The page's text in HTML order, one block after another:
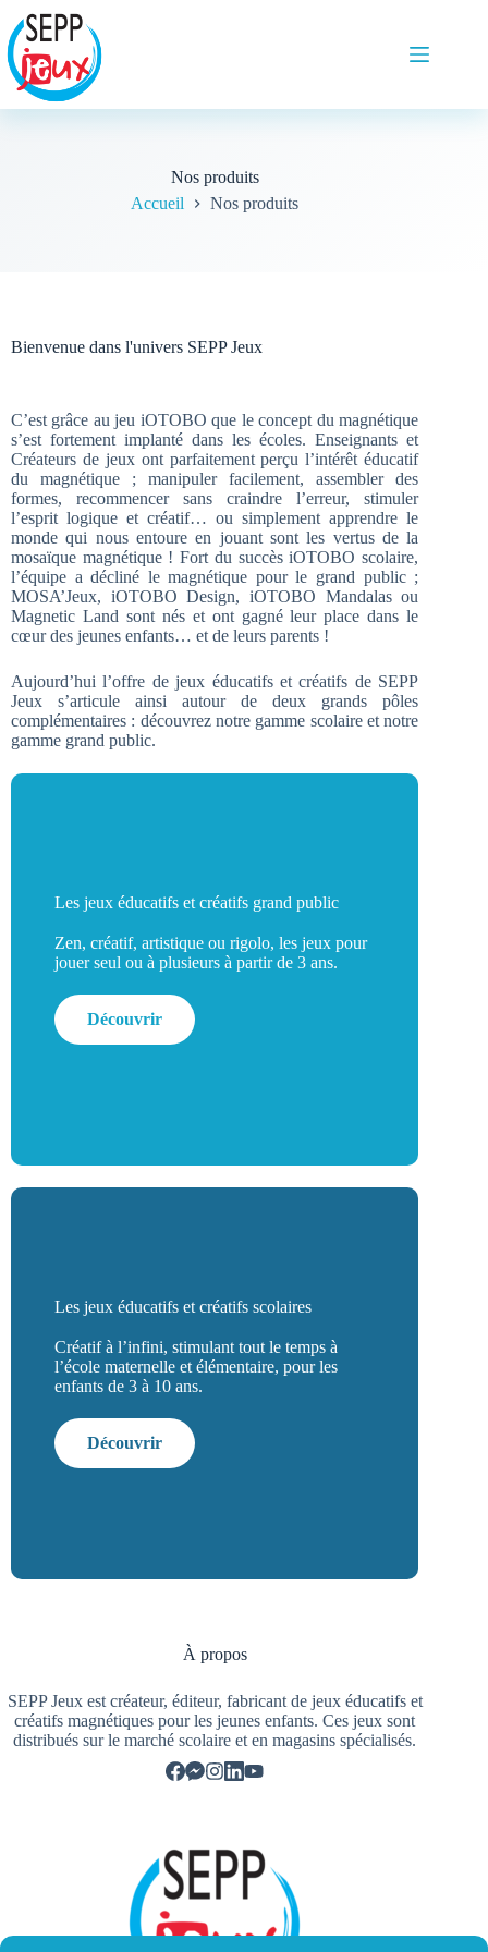
Nos produits
Accueil
Nos produits
Bienvenue dans l'univers SEPP Jeux
C’est grâce au jeu iOTOBO que le concept du magnétique
s’est fortement implanté dans les écoles. Enseignants et
Créateurs de jeux ont parfaitement perçu l’intérêt éducatif
du magnétique ; manipuler facilement, assembler des
formes, recommencer sans craindre l’erreur, stimuler
l’esprit logique et créatif… ou simplement apprendre le
monde qui nous entoure en jouant sont les vertus de la
mosaïque magnétique ! Fort du succès iOTOBO scolaire,
l’équipe a décliné le magnétique pour le grand public ;
MOSA’Jeux, iOTOBO Design, iOTOBO Mandalas ou
Magnetic Land sont nés et ont gagné leur place dans le
cœur des jeunes enfants… et de leurs parents !
Aujourd’hui l’offre de jeux éducatifs et créatifs de SEPP
Jeux s’articule ainsi autour de deux grands pôles
complémentaires : découvrez notre gamme scolaire et notre
gamme grand public.
Les jeux éducatifs et créatifs grand public
Zen, créatif, artistique ou rigolo, les jeux pour
jouer seul ou à plusieurs à partir de 3 ans.
Découvrir
Les jeux éducatifs et créatifs scolaires
Créatif à l’infini, stimulant tout le temps à
l’école maternelle et élémentaire, pour les
enfants de 3 à 10 ans.
Découvrir
À propos
SEPP Jeux est créateur, éditeur, fabricant de jeux éducatifs et
créatifs magnétiques pour les jeunes enfants. Ces jeux sont
distribués sur le marché scolaire et en magasins spécialisés.